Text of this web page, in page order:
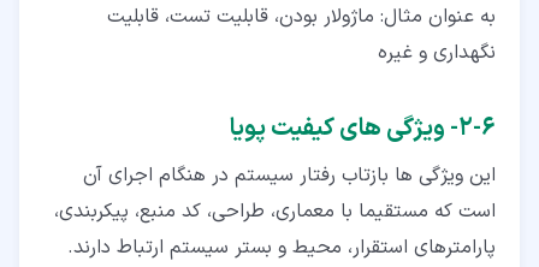
به عنوان مثال: ماژولار بودن، قابلیت تست، قابلیت
نگهداری و غیره
۶‏-‏۲‏- ویژگی های کیفیت پویا
این ویژگی ها بازتاب رفتار سیستم در هنگام اجرای آن
است که مستقیما با معماری، طراحی، کد منبع، پیکربندی،
پارامترهای استقرار، محیط و بستر سیستم ارتباط دارند.